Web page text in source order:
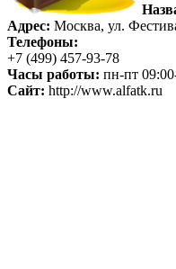
Адрес: Москва, ул.
Телефоны:
+7 (499) 457-93-78
Часы работы: пн-пт
Сайт: http://www.alfatk.ru